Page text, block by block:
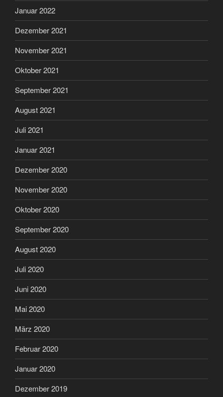
Januar 2022
Dezember 2021
November 2021
Oktober 2021
September 2021
August 2021
Juli 2021
Januar 2021
Dezember 2020
November 2020
Oktober 2020
September 2020
August 2020
Juli 2020
Juni 2020
Mai 2020
März 2020
Februar 2020
Januar 2020
Dezember 2019